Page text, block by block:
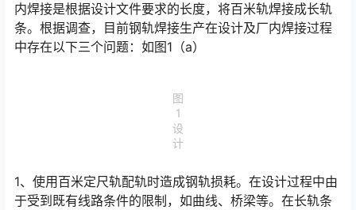
内焊接是根据设计文件要求的长度，将百米轨焊接成长轨
条。根据调查，目前钢轨焊接生产在设计及厂内焊接过程
中存在以下三个问题：如图1（a）󠅅󠅃󠄵󠅂󠄪󠇖󠆨󠆨󠇕󠆞󠆒󠅬󠇘󠆭󠆘󠇙󠆝󠅵󠇗󠆭󠆁󠄐󠇗󠅹󠅸󠇖󠆍󠅳󠇖󠅹󠅰󠇖󠆌󠅹
图
1
设
计
1、使用百米定尺轨配轨时造成钢轨损耗。在设计过程中由
于受到既有线路条件的限制，如曲线、桥梁等。在长轨条